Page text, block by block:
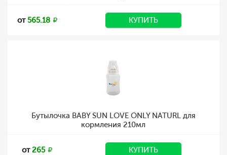
от565.18 КУПИТЬ
Бутылочка BABY SUN LOVE ONLY NATURL для
кормления 210мл
от265 КУПИТЬ